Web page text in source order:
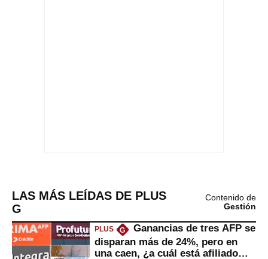
LAS MÁS LEÍDAS DE PLUS
G
Contenido de
Gestión
PLUS G
Ganancias de tres AFP se
disparan más de 24%, pero en
una caen, ¿a cuál está afiliado